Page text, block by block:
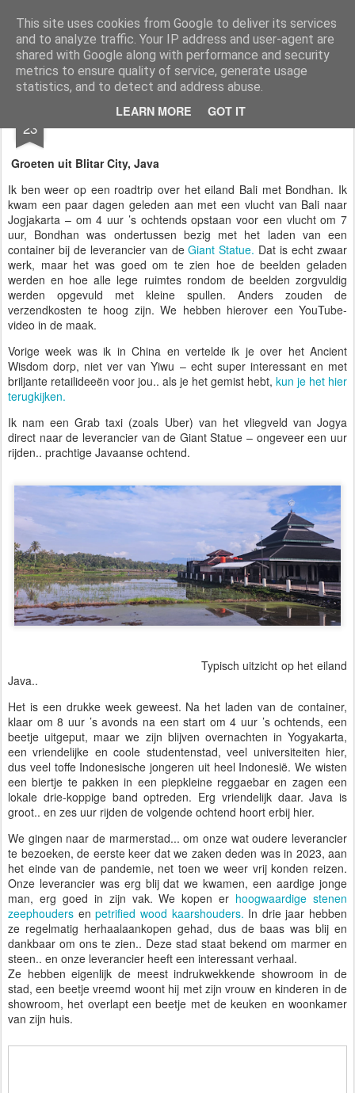
This site uses cookies from Google to deliver its services
and to analyze traffic. Your IP address and user-agent are
shared with Google along with performance and security
metrics to ensure quality of service, generate usage
statistics, and to detect and address abuse.
LEARN MORE GOT IT
AWGifts Nederland Welkom terug bij AWGifts Europe - Uw groothandel in cadeauartikelen die door heel Europa levert. Bij AWGifts zijn we toegewijd om u het beste te bieden op het gebied van cadeauartikelen voor de groothandel, uw klanten te verrassen en uw detailhandel te helpen groeien. De enige groothandel die handgemaakte cadeauartikelen rechtstreeks uit India, Indonesië & China - AND produceert aromatherapie, huisparfumartikelen en badkamergeschenken in onze Britse fabriek.
Home
23 🌏 Verrassende Java Roadtrip 🌏
Groeten uit Blitar City, Java
Ik ben weer op een roadtrip over het eiland Bali met Bondhan. Ik
kwam een paar dagen geleden aan met een vlucht van Bali naar
Jogjakarta – om 4 uur ’s ochtends opstaan voor een vlucht om 7
uur, Bondhan was ondertussen bezig met het laden van een
container bij de leverancier van deGiant Statue. Dat is echt zwaar
werk, maar het was goed om te zien hoe de beelden geladen
werden en hoe alle lege ruimtes rondom de beelden zorgvuldig
werden opgevuld met kleine spullen. Anders zouden de
verzendkosten te hoog zijn. We hebben hierover een YouTube-
video in de maak.
Vorige week was ik in China en vertelde ik je over het Ancient
Wisdom dorp, niet ver van Yiwu – echt super interessant en met
briljante retailideeën voor jou.. als je het gemist hebt, kun je het hier
terugkijken.
Ik nam een Grab taxi (zoals Uber) van het vliegveld van Jogya
direct naar de leverancier van de Giant Statue – ongeveer een uur
rijden.. prachtige Javaanse ochtend.
Typisch uitzicht op het eiland
Java..
Het is een drukke week geweest. Na het laden van de container,
klaar om 8 uur ’s avonds na een start om 4 uur ’s ochtends, een
beetje uitgeput, maar we zijn blijven overnachten in Yogyakarta,
een vriendelijke en coole studentenstad, veel universiteiten hier,
dus veel toffe Indonesische jongeren uit heel Indonesië. We wisten
een biertje te pakken in een piepkleine reggaebar en zagen een
lokale drie-koppige band optreden. Erg vriendelijk daar. Java is
groot.. en zes uur rijden de volgende ochtend hoort erbij hier.
We gingen naar de marmerstad... om onze wat oudere leverancier
te bezoeken, de eerste keer dat we zaken deden was in 2023, aan
het einde van de pandemie, net toen we weer vrij konden reizen.
Onze leverancier was erg blij dat we kwamen, een aardige jonge
man, erg goed in zijn vak. We kopen er hoogwaardige stenen
zeephouders enpetrified wood kaarshouders. In drie jaar hebben
ze regelmatig herhaalaankopen gehad, dus de baas was blij en
dankbaar om ons te zien.. Deze stad staat bekend om marmer en
steen.. en onze leverancier heeft een interessant verhaal.
Ze hebben eigenlijk de meest indrukwekkende showroom in de
stad, een beetje vreemd woont hij met zijn vrouw en kinderen in de
showroom, het overlapt een beetje met de keuken en woonkamer
van zijn huis.